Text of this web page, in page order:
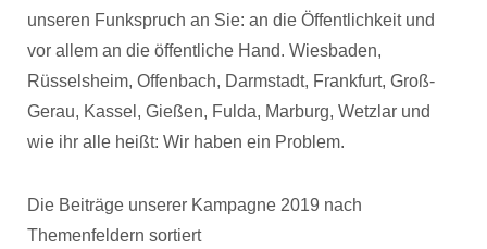
unseren Funkspruch an Sie: an die Öffentlichkeit und
vor allem an die öffentliche Hand. Wiesbaden,
Rüsselsheim, Offenbach, Darmstadt, Frankfurt, Groß-
Gerau, Kassel, Gießen, Fulda, Marburg, Wetzlar und
wie ihr alle heißt: Wir haben ein Problem.
Die Beiträge unserer Kampagne 2019 nach
Themenfeldern sortiert